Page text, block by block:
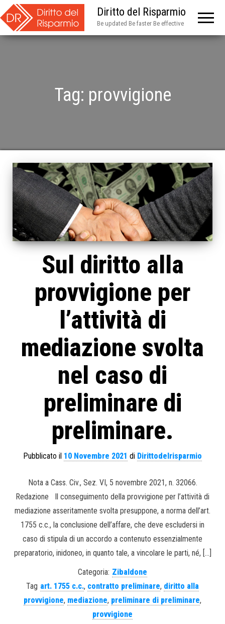
Diritto del Risparmio
Be updated Be faster Be effective
Tag: provvigione
Sul diritto alla
provvigione per
l’attività di
mediazione svolta
nel caso di
preliminare di
preliminare.
Pubblicato il 10 Novembre 2021 di Dirittodelrisparmio
Nota a Cass. Civ., Sez. VI, 5 novembre 2021, n. 32066.
Redazione Il conseguimento della provvigione per l’attività di
mediazione asseritamente svolta presuppone, a norma dell’art.
1755 c.c., la conclusione dell’affare, che deve escludersi in
caso di stipula di un accordo a contenuto essenzialmente
preparatorio, inidoneo, in quanto tale, a vincolare le parti, né, […]
Categoria: Zibaldone
Tag art. 1755 c.c., contratto preliminare, diritto alla
provvigione, mediazione, preliminare di preliminare,
provvigione